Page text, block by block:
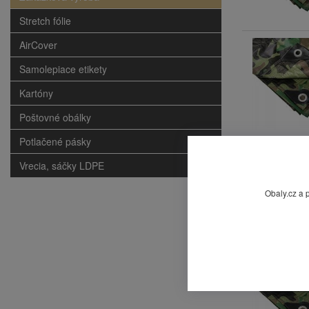
Stretch fólie
AirCover
Samolepiace etikety
Kartóny
Poštovné obálky
Potlačené pásky
Vrecia, sáčky LDPE
Obaly.cz a